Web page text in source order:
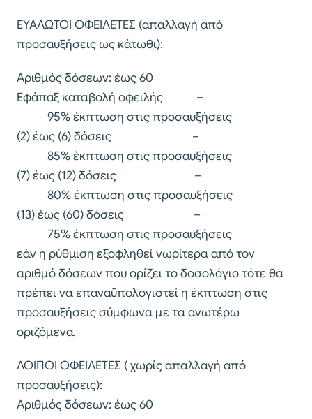
ΕΥΑΛΩΤΟΙ ΟΦΕΙΛΕΤΕΣ (απαλλαγή από
προσαυξήσεις ως κάτωθι):
Αριθμός δόσεων: έως 60
Εφάπαξ καταβολή οφειλής –
95% έκπτωση στις προσαυξήσεις
(2) έως (6) δόσεις –
85% έκπτωση στις προσαυξήσεις
(7) έως (12) δόσεις –
80% έκπτωση στις προσαυξήσεις
(13) έως (60) δόσεις –
75% έκπτωση στις προσαυξήσεις
εάν η ρύθμιση εξοφληθεί νωρίτερα από τον
αριθμό δόσεων που ορίζει το δοσολόγιο τότε θα
πρέπει να επαναϋπολογιστεί η έκπτωση στις
προσαυξήσεις σύμφωνα με τα ανωτέρω
οριζόμενα.
ΛΟΙΠΟΙ ΟΦΕΙΛΕΤΕΣ ( χωρίς απαλλαγή από
προσαυξήσεις):
Αριθμός δόσεων: έως 60